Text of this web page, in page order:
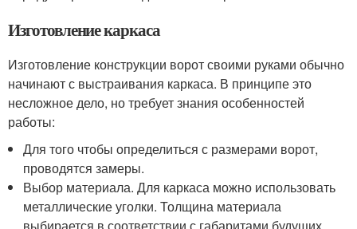
Изготовление каркаса
Изготовление конструкции ворот своими руками обычно
начинают с выстраивания каркаса. В принципе это
несложное дело, но требует знания особенностей
работы:
Для того чтобы определиться с размерами ворот,
проводятся замеры.
Выбор материала. Для каркаса можно использовать
металлические уголки. Толщина материала